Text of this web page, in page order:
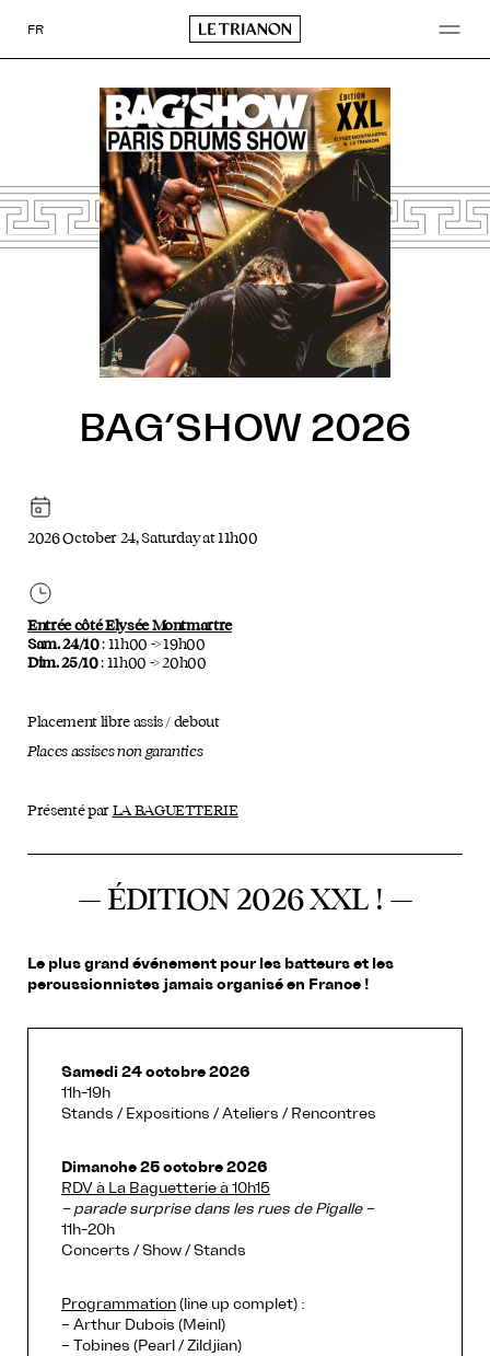
toFR
BAG’SHOW 2026
— ÉDITION 2026 XXL ! —
Le plus grand événement pour les batteurs et les
percussionnistes jamais organisé en France !
Samedi 24 octobre 2026
11h-19h
Stands / Expositions / Ateliers / Rencontres
Dimanche 25 octobre 2026
RDV à La Baguetterie à 10h15
– parade surprise dans les rues de Pigalle –
11h-20h
Concerts / Show / Stands
Programmation(line up complet) :
– Arthur Dubois (Meinl)
– Tobines (Pearl / Zildjian)
2026 October 24, Saturday at 11h00
Entrée côté Elysée Montmartre
Sam. 24/10: 11h00 -> 19h00
Dim. 25/10: 11h00 -> 20h00
Placement libre assis / debout
Places assises non garanties
Présenté par LA BAGUETTERIE